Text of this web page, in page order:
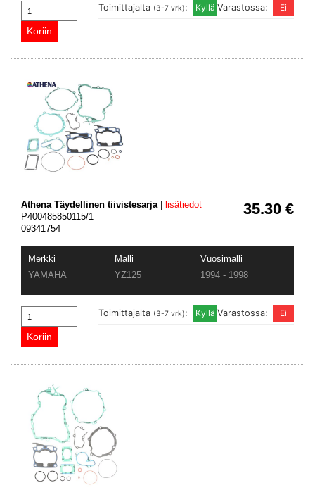
Varastossa:
Toimittajalta (3-7 vrk):
35.30 €
Athena Täydellinen tiivistesarja|
lisätiedot
P400485850115/1
09341754
Merkki Malli
Vuosimalli
YAMAHA
YZ125 1994 - 1998
Varastossa:
Toimittajalta (3-7 vrk):